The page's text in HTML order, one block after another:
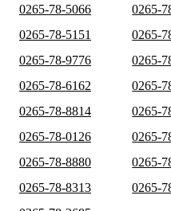
0265-78-5066
0265-
0265-78-5151
0265-
0265-78-9776
0265-
0265-78-6162
0265-
0265-78-8814
0265-
0265-78-0126
0265-
0265-78-8880
0265-
0265-78-8313
0265-